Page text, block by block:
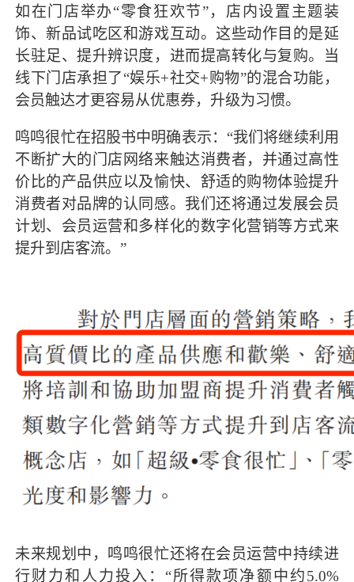
如在门店举办“零食狂欢节”，店内设置主题装
饰、新品试吃区和游戏互动。这些动作目的是延
长驻足、提升辨识度，进而提高转化与复购。当
线下门店承担了“娱乐+社交+购物”的混合功能，
会员触达才更容易从优惠券，升级为习惯。
鸣鸣很忙在招股书中明确表示：“我们将继续利用
不断扩大的门店网络来触达消费者，并通过高性
价比的产品供应以及愉快、舒适的购物体验提升
消费者对品牌的认同感。我们还将通过发展会员
计划、会员运营和多样化的数字化营销等方式来
提升到店客流。”
未来规划中，鸣鸣很忙还将在会员运营中持续进
行财力和人力投入：“所得款项净额中约5.0%